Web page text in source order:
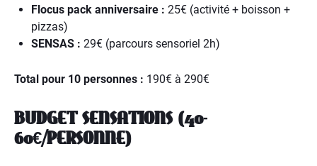
Flocus pack anniversaire : 25€ (activité + boisson +
pizzas)
SENSAS : 29€ (parcours sensoriel 2h)
Total pour 10 personnes : 190€ à 290€
BUDGET SENSATIONS (40-
60€/PERSONNE)